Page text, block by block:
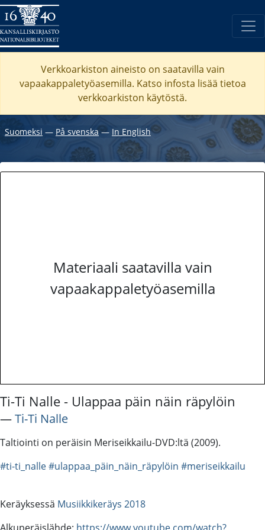
Verkkoarkiston aineisto on saatavilla vain
vapaakappaletyöasemilla. Katso infosta lisää tietoa
verkkoarkiston käytöstä.
Suomeksi ― På svenska― In English
Materiaali saatavilla vain
vapaakappaletyöasemilla
Ti-Ti Nalle - Ulappaa päin näin räpylöin
―Ti-Ti Nalle
Taltiointi on peräisin Meriseikkailu-DVD:ltä (2009).
#ti-ti_nalle#ulappaa_päin_näin_räpylöin #meriseikkailu
Keräyksessä Musiikkikeräys 2018